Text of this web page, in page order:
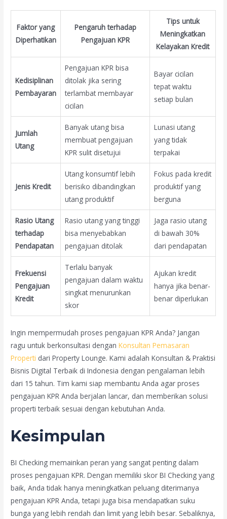
Faktor yang
Diperhatikan
Pengaruh terhadap
Pengajuan KPR
Tips untuk
Meningkatkan
Kelayakan Kredit
Kedisiplinan
Pembayaran
Pengajuan KPR bisa
ditolak jika sering
terlambat membayar
cicilan
Bayar cicilan
tepat waktu
setiap bulan
Jumlah
Utang
Banyak utang bisa
membuat pengajuan
KPR sulit disetujui
Lunasi utang
yang tidak
terpakai
Jenis Kredit
Utang konsumtif lebih
berisiko dibandingkan
utang produktif
Fokus pada kredit
produktif yang
berguna
Rasio Utang
terhadap
Pendapatan
Rasio utang yang tinggi
bisa menyebabkan
pengajuan ditolak
Jaga rasio utang
di bawah 30%
dari pendapatan
Frekuensi
Pengajuan
Kredit
Terlalu banyak
pengajuan dalam waktu
singkat menurunkan
skor
Ajukan kredit
hanya jika benar-
benar diperlukan
Ingin mempermudah proses pengajuan KPR Anda? Jangan
ragu untuk berkonsultasi denganKonsultan Pemasaran
Properti dari Property Lounge. Kami adalah Konsultan & Praktisi
Bisnis Digital Terbaik di Indonesia dengan pengalaman lebih
dari 15 tahun. Tim kami siap membantu Anda agar proses
pengajuan KPR Anda berjalan lancar, dan memberikan solusi
properti terbaik sesuai dengan kebutuhan Anda.
Kesimpulan
BI Checking memainkan peran yang sangat penting dalam
proses pengajuan KPR. Dengan memiliki skor BI Checking yang
baik, Anda tidak hanya meningkatkan peluang diterimanya
pengajuan KPR Anda, tetapi juga bisa mendapatkan suku
bunga yang lebih rendah dan limit yang lebih besar. Sebaliknya,